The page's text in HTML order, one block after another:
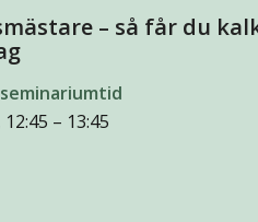
– så får du
– 13:45